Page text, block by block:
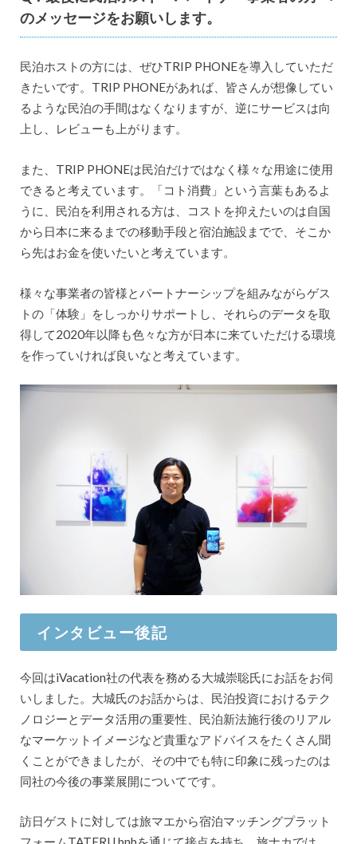
のメッセージをお願いします。
民泊ホストの方には、ぜひTRIP PHONEを導入していただ
きたいです。TRIP PHONEがあれば、皆さんが想像してい
るような民泊の手間はなくなりますが、逆にサービスは向
上し、レビューも上がります。
また、TRIP PHONEは民泊だけではなく様々な用途に使用
できると考えています。「コト消費」という言葉もあるよ
うに、民泊を利用される方は、コストを抑えたいのは自国
から日本に来るまでの移動手段と宿泊施設までで、そこか
ら先はお金を使いたいと考えています。
様々な事業者の皆様とパートナーシップを組みながらゲス
トの「体験」をしっかりサポートし、それらのデータを取
得して2020年以降も色々な方が日本に来ていただける環境
を作っていければ良いなと考えています。
インタビュー後記
今回はiVacation社の代表を務める大城崇聡氏にお話をお伺
いしました。大城氏のお話からは、民泊投資におけるテク
ノロジーとデータ活用の重要性、民泊新法施行後のリアル
なマーケットイメージなど貴重なアドバイスをたくさん聞
くことができましたが、その中でも特に印象に残ったのは
同社の今後の事業展開についてです。
訪日ゲストに対しては旅マエから宿泊マッチングプラット